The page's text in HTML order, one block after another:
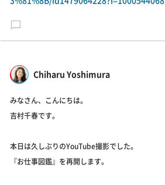
Chiharu Yoshimura
みなさん、こんにちは。
吉村千春です。
本日は久しぶりのYouTube撮影でした。
『お仕事図鑑』を再開します。